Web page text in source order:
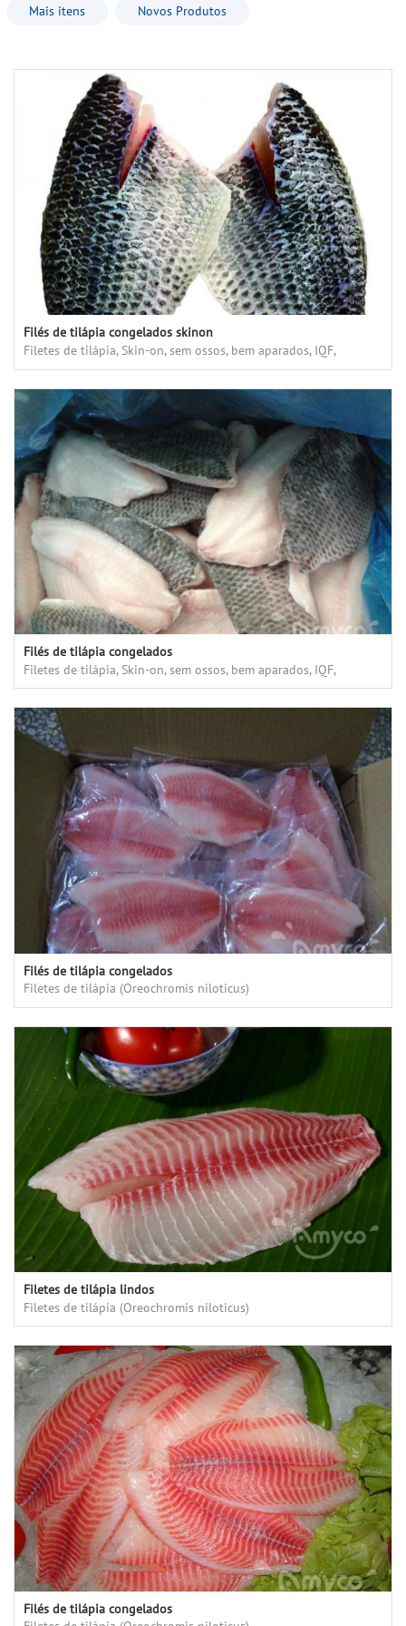
Mais itens Novos Produtos
Filés de tilápia congelados skinon
Filetes de tilápia, Skin-on, sem ossos, bem aparados, IQF,
Filés de tilápia congelados
Filetes de tilápia, Skin-on, sem ossos, bem aparados, IQF,
Filés de tilápia congelados
Filetes de tilápia (Oreochromis niloticus)
Filetes de tilápia lindos
Filetes de tilápia (Oreochromis niloticus)
Filés de tilápia congelados